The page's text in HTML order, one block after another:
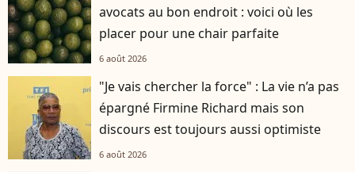
avocats au bon endroit : voici où les
placer pour une chair parfaite
6 août 2026
"Je vais chercher la force" : La vie n’a pas
épargné Firmine Richard mais son
discours est toujours aussi optimiste
6 août 2026